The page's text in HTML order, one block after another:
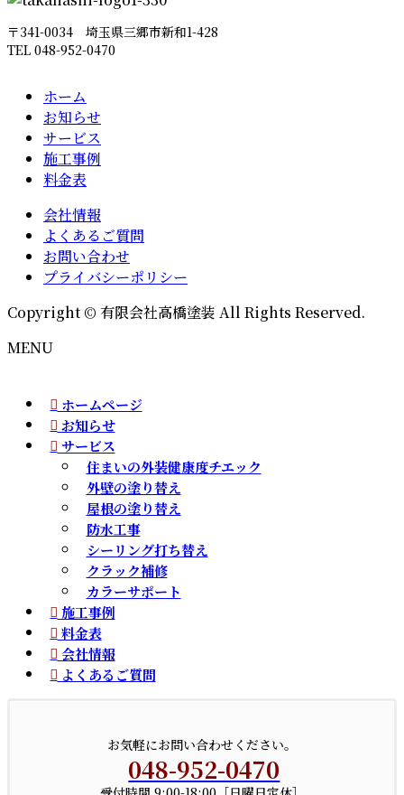
〒341-0034 埼玉県三郷市新和1-428
TEL 048-952-0470
ホーム
お知らせ
サービス
施工事例
料金表
会社情報
よくあるご質問
お問い合わせ
プライバシーポリシー
Copyright © 有限会社高橋塗装 All Rights Reserved.
MENU
ホームページ
お知らせ
サービス
住まいの外装健康度チエック
外壁の塗り替え
屋根の塗り替え
防水工事
シーリング打ち替え
クラック補修
カラーサポート
施工事例
料金表
会社情報
よくあるご質問
お気軽にお問い合わせください。
048-952-0470